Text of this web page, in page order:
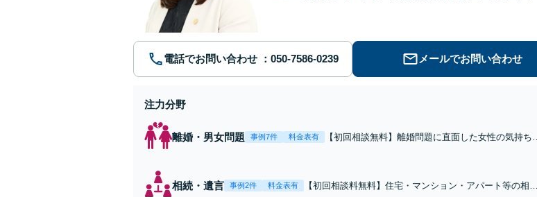
電話でお問い合わせ メールでお問い合わせ
注力分野
離婚・男女問題 事例7件 料金表有
【初回相談無料】離婚問題に直面した女性の気持ちに
を目指します【夜間・休日面談可】
相続・遺言 事例2件 料金表有
【初回相談料無料】住宅・マンション・アパート等の相続